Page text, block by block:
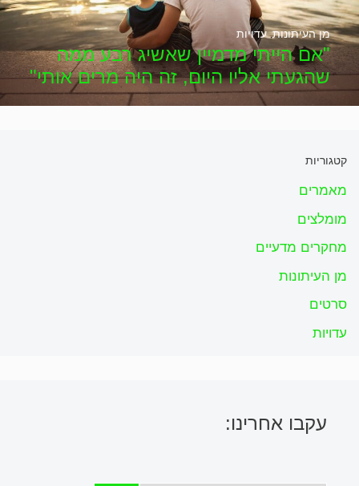
"אם הייתי מדמיין שאשיג רבע ממה
שהגעתי אליו היום, זה היה מרים אותי"
מן העיתונות,עדויות
קטגוריות
מאמרים
מומלצים
מחקרים מדעיים
מן העיתונות
סרטים
עדויות
עקבו אחרינו: